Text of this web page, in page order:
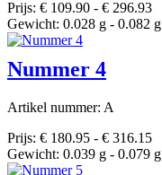
Prijs: € 109.90 - € 296.93
Gewicht: 0.028 g - 0.082 g
Nummer 4
Artikel nummer: A
Prijs: € 180.95 - € 316.15
Gewicht: 0.039 g - 0.079 g